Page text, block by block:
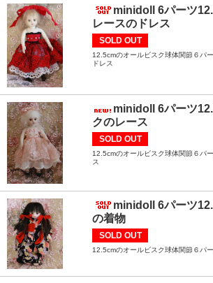
minidoll 6パーツ
レースのドレス
SOLD OUT
12.5cmのオールビスク球体関節６パ
ドレス
minidoll 6パーツ
クのレース
SOLD OUT
12.5cmのオールビスク球体関節６パ
ス
minidoll 6パーツ
の着物
SOLD OUT
12.5cmのオールビスク球体関節６パ